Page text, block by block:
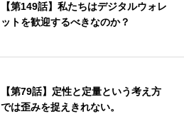
【第149話】私たちはデジタルウォレ
ットを歓迎するべきなのか？
【第79話】定性と定量という考え方
では歪みを捉えきれない。